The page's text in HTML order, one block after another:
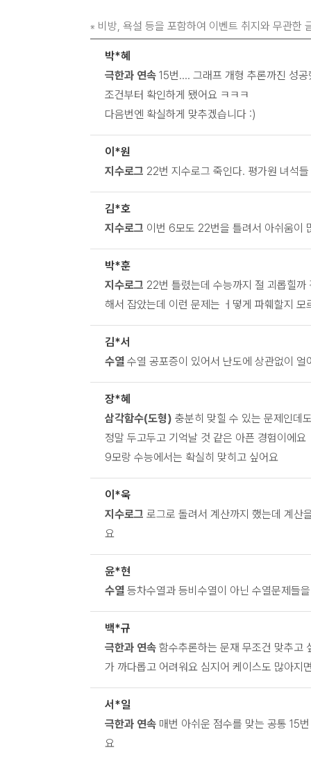
※ 비방, 욕설 등을 포함하여 이벤트 취지와 무관한
박*혜
극한과 연속 15번.... 그래프 개형 추론까진 성
조건부터 확인하게 됐어요 ㅋㅋㅋ
다음번엔 확실하게 맞추겠습니다 :)
이*원
지수로그 22번 지수로그 죽인다. 평가원 녀석
김*호
지수로그 이번 6모도 22번을 틀려서 아쉬움이
박*훈
지수로그 22번 틀렸는데 수능까지 절 괴롭힐
해서 잡았는데 이런 문제는 ㅓ떻게 파훼할지
김*서
수열 수열 공포증이 있어서 난도에 상관없이 얼
장*혜
삼각함수(도형) 충분히 맞힐 수 있는 문제인데
정말 두고두고 기억날 것 같은 아픈 경험이에요
9모랑 수능에서는 확실히 맞히고 싶어요
이*욱
지수로그 로그로 돌려서 계산까지 했는데 계산
요
윤*현
수열 등차수열과 등비수열이 아닌 수열문제들
백*규
극한과 연속 함수추론하는 문재 무조건 맞추고
가 까다롭고 어려워요 심지어 케이스도 많아지
서*일
극한과 연속 매번 아쉬운 점수를 맞는 공통 15
요